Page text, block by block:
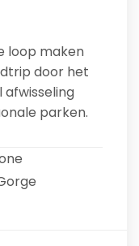
loop maken
door het
afwisseling
parken.